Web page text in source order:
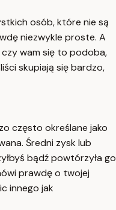
osób, które nie są
niezwykle proste. A
wam się to podoba,
skupiają się bardzo,
często określane jako
Średni zysk lub
bądź powtórzyła go
prawdę o twojej
innego jak